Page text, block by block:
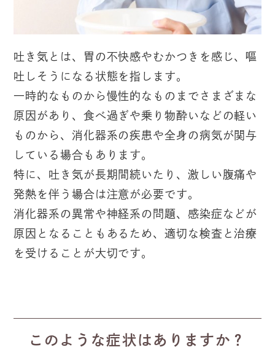
吐き気とは、胃の不快感やむかつきを感じ、嘔
吐しそうになる状態を指します。
一時的なものから慢性的なものまでさまざまな
原因があり、食べ過ぎや乗り物酔いなどの軽い
ものから、消化器系の疾患や全身の病気が関与
している場合もあります。
特に、吐き気が長期間続いたり、激しい腹痛や
発熱を伴う場合は注意が必要です。
消化器系の異常や神経系の問題、感染症などが
原因となることもあるため、適切な検査と治療
を受けることが大切です。
このような症状はありますか？